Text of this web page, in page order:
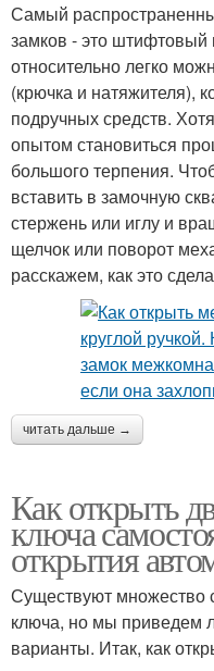
Самый
замков - это
относительно легко
(крючка и натяжителя),
подручных средств.
опытом становиться
большого терпения.
вставить в замочную
стержень или иглу и
щелчок или поворот
расскажем, как это
читать дальше →
Как открыть
ключа
открытия
Существуют множество
ключа, но мы приведем
варианты. Итак, как